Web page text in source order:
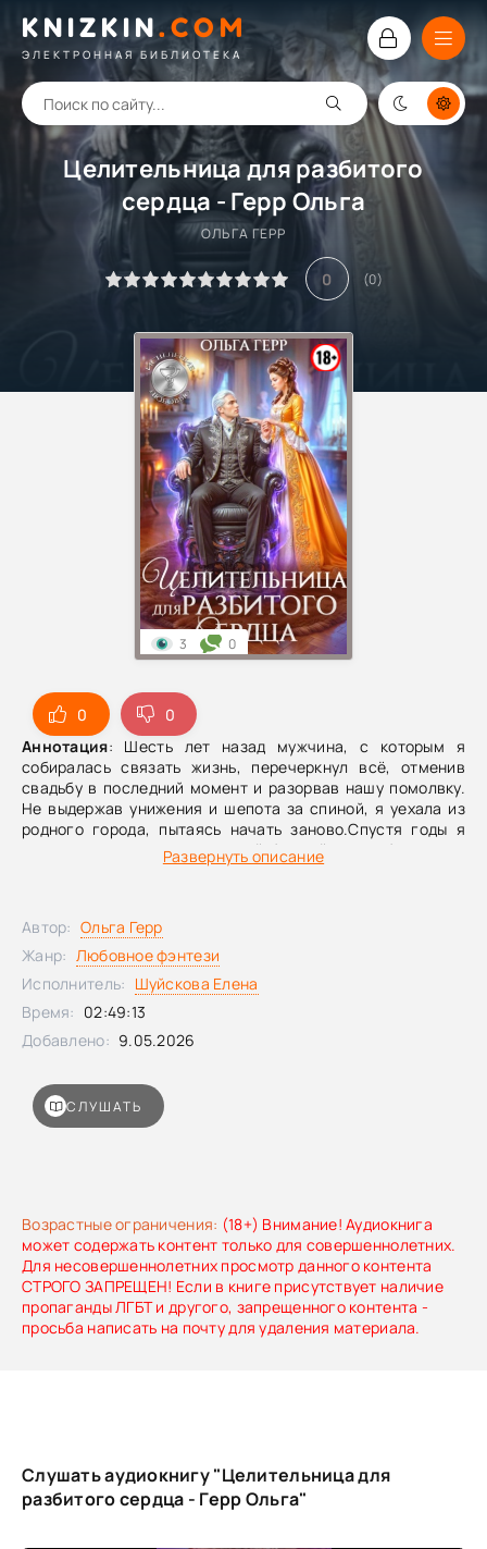
KNIZKIN. COM
ЭЛЕКТРОННАЯ БИБЛИОТЕКА
Целительница для разбитого
сердца - Герр Ольга
ОЛЬГА ГЕРР
0 (0)
0
0
Аннотация: Шесть лет назад мужчина, с которым я
собиралась связать жизнь, перечеркнул всё, отменив
свадьбу в последний момент и разорвав нашу помолвку.
Не выдержав унижения и шепота за спиной, я уехала из
родного города, пытаясь начать заново.Спустя годы я
возвращаюсь и узнаю, что мой бывший жених больше не
может ходить — он прикован к инвалидному креслу. И,
человека, которого до сих пор люблю?
Развернуть описание
Возрастные ограничения: (18+) Внимание! Аудиокнига
может содержать контент только для совершеннолетних.
Для несовершеннолетних просмотр данного контента
СТРОГО ЗАПРЕЩЕН! Если в книге присутствует наличие
пропаганды ЛГБТ и другого, запрещенного контента -
просьба написать на почту для удаления материала.
3 0
СЛУШАТЬ
Автор: Ольга Герр
Жанр: Любовное фэнтези
Исполнитель: Шуйскова Елена
Время: 02:49:13
Добавлено: 9.05.2026
Слушать аудиокнигу "Целительница для
разбитого сердца - Герр Ольга"